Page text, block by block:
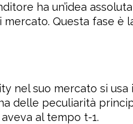
ha un’idea
Questa fase
nel suo mercato si usa
delle peculiarità
al tempo t-1.